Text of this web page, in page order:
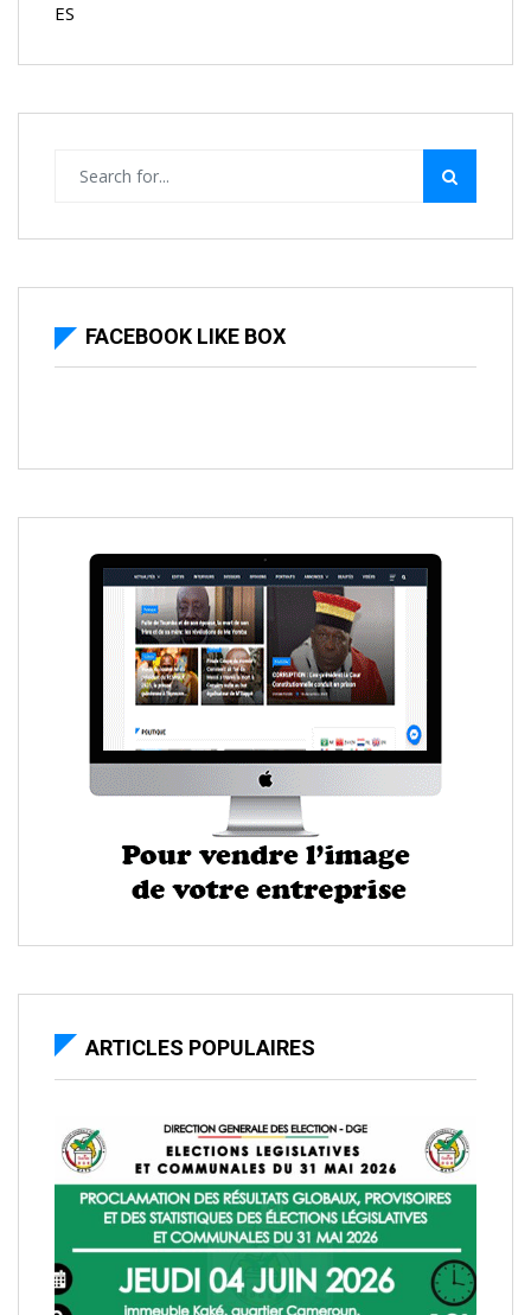
ES
FACEBOOK LIKE BOX
ARTICLES POPULAIRES